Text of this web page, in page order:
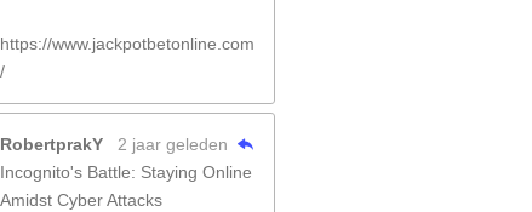
https://www.jackpotbetonline.com
/
RobertprakY
2 jaar geleden
Incognito's Battle: Staying Online
Amidst Cyber Attacks